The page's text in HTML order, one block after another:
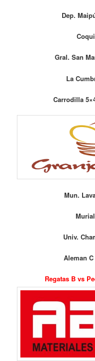
Dep.
Gral. San
La
Carrodilla
Mun.
Univ.
Aleman
Regatas B vs